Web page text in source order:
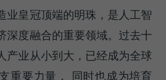
业皇冠顶端的明珠，是人工智
深度融合的重要领域。过去十
产业从小到大，已经成为全球
重要力量， 同时也成为培育